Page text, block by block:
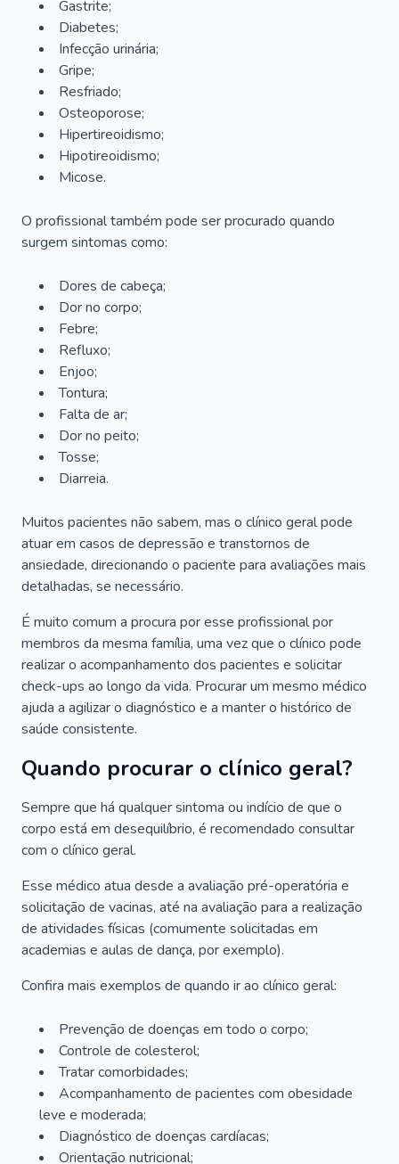
Gastrite;
Diabetes;
Infecção urinária;
Gripe;
Resfriado;
Osteoporose;
Hipertireoidismo;
Hipotireoidismo;
Micose.
O profissional também pode ser procurado quando
surgem sintomas como:
Dores de cabeça;
Dor no corpo;
Febre;
Refluxo;
Enjoo;
Tontura;
Falta de ar;
Dor no peito;
Tosse;
Diarreia.
Muitos pacientes não sabem, mas o clínico geral pode
atuar em casos de depressão e transtornos de
ansiedade, direcionando o paciente para avaliações mais
detalhadas, se necessário.
É muito comum a procura por esse profissional por
membros da mesma família, uma vez que o clínico pode
realizar o acompanhamento dos pacientes e solicitar
check-ups ao longo da vida. Procurar um mesmo médico
ajuda a agilizar o diagnóstico e a manter o histórico de
saúde consistente.
Quando procurar o clínico geral?
Sempre que há qualquer sintoma ou indício de que o
corpo está em desequilíbrio, é recomendado consultar
com o clínico geral.
Esse médico atua desde a avaliação pré-operatória e
solicitação de vacinas, até na avaliação para a realização
de atividades físicas (comumente solicitadas em
academias e aulas de dança, por exemplo).
Confira mais exemplos de quando ir ao clínico geral:
Prevenção de doenças em todo o corpo;
Controle de colesterol;
Tratar comorbidades;
Acompanhamento de pacientes com obesidade
leve e moderada;
Diagnóstico de doenças cardíacas;
Orientação nutricional;